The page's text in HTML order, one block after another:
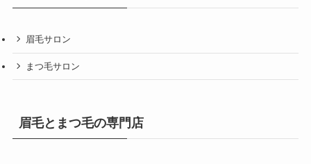
眉毛サロン
まつ毛サロン
眉毛とまつ毛の専門店